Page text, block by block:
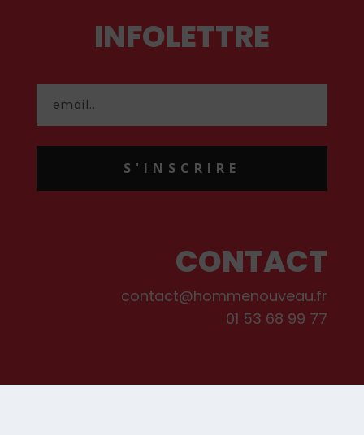
INFOLETTRE
S'INSCRIRE
CONTACT
contact@hommenouveau.fr
01 53 68 99 77